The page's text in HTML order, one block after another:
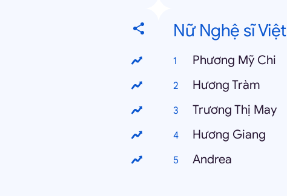
Nữ Nghệ sĩ Việt
Phương Mỹ Chi
Hương Tràm
Trương Thị May
Hương Giang
Andrea